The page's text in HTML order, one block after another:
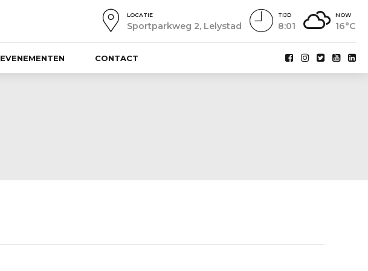
NOW
16°C
TIJD
8:01
LOCATIE
Sportparkweg 2, Lelystad
EVENEMENTEN CONTACT